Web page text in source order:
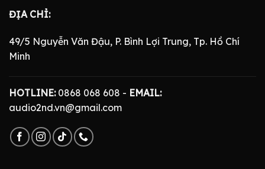
ĐỊA CHỈ:
49/5 Nguyễn Văn Đậu, P. Bình Lợi Trung, Tp. Hồ Chí
Minh
HOTLINE:0868 068 608 - EMAIL:
audio2nd.vn@gmail.com